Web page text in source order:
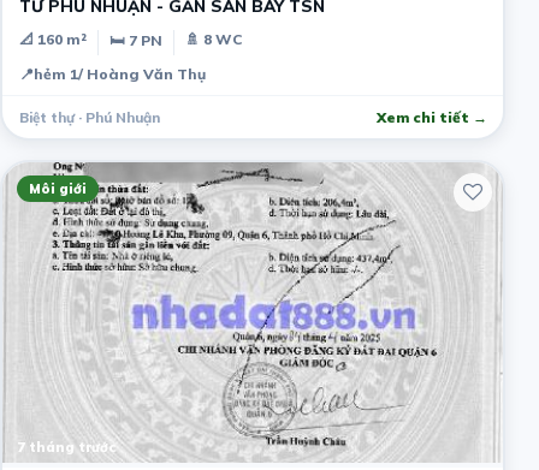
TƯ PHÚ NHUẬN - GẦN SÂN BAY TSN
📐 160 m² 🛏 7 PN
🚿 8 WC
📍hẻm 1/ Hoàng Văn Thụ
Biệt thự · Phú Nhuận Xem chi tiết →
Môi giới
7 tháng trước